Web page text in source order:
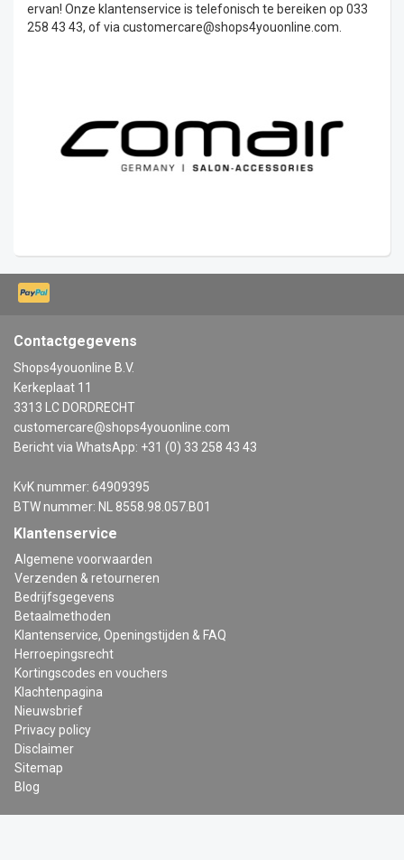
ervan! Onze klantenservice is telefonisch te bereiken op 033
258 43 43, of via customercare@shops4youonline.com
Contactgegevens
Shops4youonline B.V.
Kerkeplaat 11
3313 LC DORDRECHT
customercare@shops4youonline.com
Bericht via WhatsApp: +31 (0) 33 258 43 43
KvK nummer: 64909395
BTW nummer: NL 8558.98.057.B01
Klantenservice
Algemene voorwaarden
Verzenden & retourneren
Bedrijfsgegevens
Betaalmethoden
Klantenservice, Openingstijden & FAQ
Herroepingsrecht
Kortingscodes en vouchers
Klachtenpagina
Nieuwsbrief
Privacy policy
Disclaimer
Sitemap
Blog